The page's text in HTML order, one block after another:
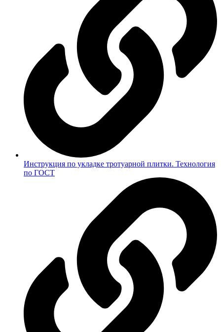
Инструкция по укладке тротуарной плитки. Технология
по ГОСТ